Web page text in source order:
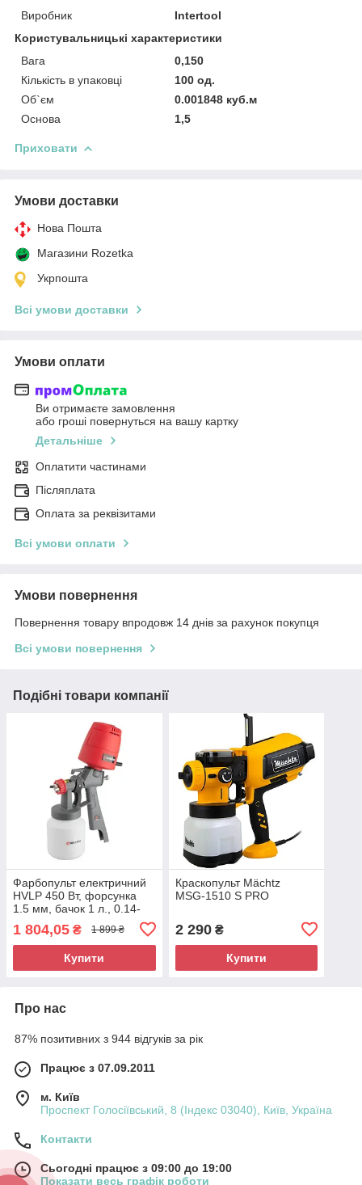
Виробник
Intertool
Користувальницькі характеристики
Вага
0,150
Кількість в упаковці
100 од.
Об`єм
0.001848 куб.м
Основа
1,5
Приховати
Умови доставки
Нова Пошта
Магазини Rozetka
Укрпошта
Всі умови доставки
Умови оплати
Ви отримаєте замовлення
або гроші повернуться на вашу картку
Детальніше
Оплатити частинами
Післяплата
Оплата за реквізитами
Всі умови оплати
Умови повернення
Повернення товару впродовж 14 днів за рахунок покупця
Всі умови повернення
Подібні товари компанії
Фарбопульт електричний
HVLP 450 Вт, форсунка
1.5 мм, бачок 1 л., 0.14-
0.35 Бара, 100-200 мл/хв
INTERTOOL
1 804,05 ₴ 1 899 ₴
Купити
Краскопульт Mächtz
MSG‑1510 S PRO
2 290₴
Купити
Про нас
87% позитивних з 944 відгуків за рік
Працює з 07.09.2011
м. Київ
Проспект Голосіївський, 8 (Індекс 03040), Київ, Україна
Контакти
Сьогодні працює з 09:00 до 19:00
Показати весь графік роботи